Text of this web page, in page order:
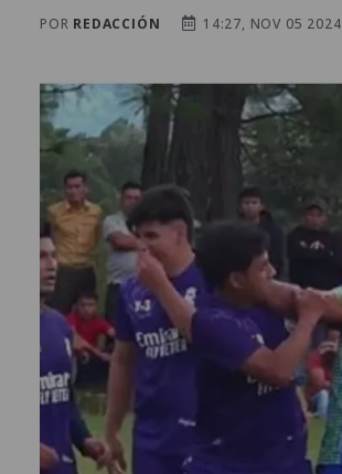
POR REDACCIÓN 14:27, NOV 05 2024